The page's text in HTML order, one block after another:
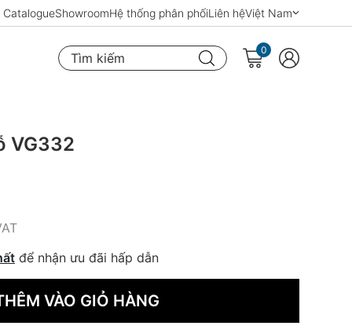
CatalogueShowroomHệ thống phân phốiLiên hệViệt Nam
Tìm kiếm
0
VG332
để nhận ưu đãi hấp dẫn
VÀO GIỎ HÀNG